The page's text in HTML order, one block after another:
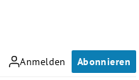
Anmelden Abonnieren